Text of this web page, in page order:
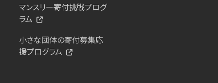
マンスリー寄付挑戦プログ
ラム
小さな団体の寄付募集応
援プログラム